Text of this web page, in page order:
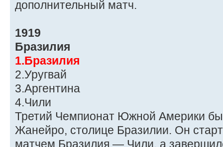
дополнительный матч.
1919
Бразилия
1.Бразилия
2.Уругвай
3.Аргентина
4.Чили
Третий Чемпионат Южной Америки
Жанейро, столице Бразилии. Он
матчем Бразилия — Чили, а